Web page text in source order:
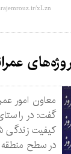
گفت: در
کیفیت زندگی
در سطح منطقه ۴ کرج به انجام رسیده است.